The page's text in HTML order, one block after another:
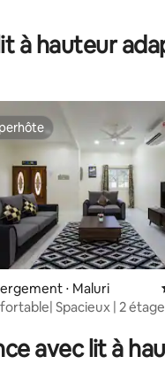
à hauteur
5
sur la base de 47
⋅ Maluri
Spacieux | 2
avec lit à